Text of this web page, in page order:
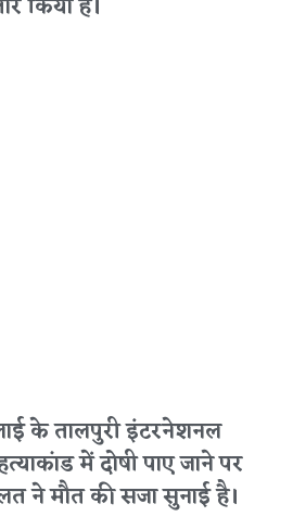
किया है।
के तालपुरी इंटरनेशनल
में दोषी पाए जाने पर
ने मौत की सजा सुनाई है।